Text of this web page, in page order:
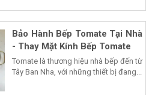
Bảo Hành Bếp Tomate Tại Nhà
- Thay Mặt Kính Bếp Tomate
Tomate là thương hiệu nhà bếp đến từ
Tây Ban Nha, với những thiết bị đang...